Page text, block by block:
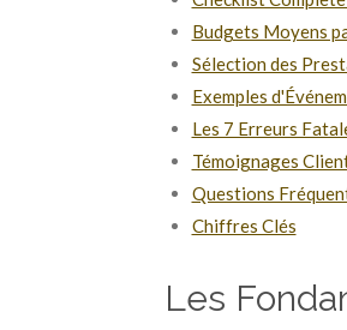
Budgets Moyens
Sélection des
Exemples
Les 7 Erreurs
Témoignages
Questions
Chiffres Clés
Les